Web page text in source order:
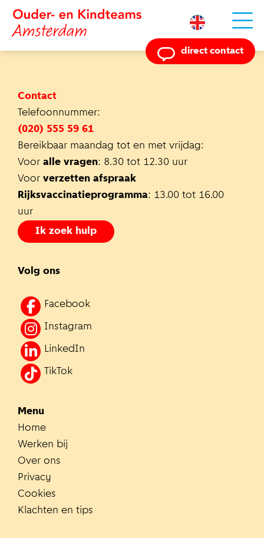
Powered by
direct contact
Contact
Telefoonnummer:
(020) 555 59 61
Bereikbaar maandag tot en met vrijdag:
Voor alle vragen: 8.30 tot 12.30 uur
Voor verzetten afspraak
Rijksvaccinatieprogramma: 13.00 tot 16.00
uur
Ik zoek hulp
Volg ons
Facebook
Instagram
LinkedIn
TikTok
Menu
Home
Werken bij
Over ons
Privacy
Cookies
Klachten en tips